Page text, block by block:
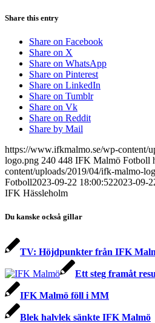
Share this entry
Share on Facebook
Share on X
Share on WhatsApp
Share on Pinterest
Share on LinkedIn
Share on Tumblr
Share on Vk
Share on Reddit
Share by Mail
https://www.ifkmalmo.se/wp-content/
logo.png 240 448 IFK Malmö Fotboll
content/uploads/2019/04/ifk-malmo-
Fotboll2023-09-22 18:00:522023-09-
IFK Hässleholm
Du kanske också gillar
TV: Höjdpunkter från IFK
Ett steg framåt
IFK Malmö föll i MM
Blek halvlek sänkte IFK Malmö